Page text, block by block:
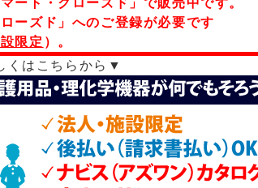
ート・クローズド」で販売中です。
ーズド」へのご登録が必要です
限定 ）。
くはこちらから▼